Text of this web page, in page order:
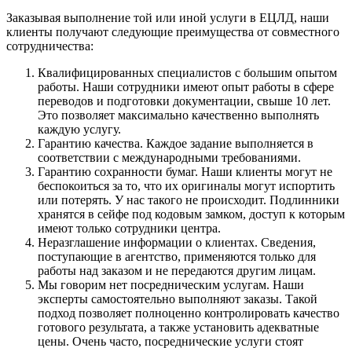
Заказывая выполнение той или иной услуги в ЕЦЛД, наши
клиенты получают следующие преимущества от совместного
сотрудничества:
Квалифицированных специалистов с большим опытом
работы. Наши сотрудники имеют опыт работы в сфере
переводов и подготовки документации, свыше 10 лет.
Это позволяет максимально качественно выполнять
каждую услугу.
Гарантию качества. Каждое задание выполняется в
соответствии с международными требованиями.
Гарантию сохранности бумаг. Наши клиенты могут не
беспокоиться за то, что их оригиналы могут испортить
или потерять. У нас такого не происходит. Подлинники
хранятся в сейфе под кодовым замком, доступ к которым
имеют только сотрудники центра.
Неразглашение информации о клиентах. Сведения,
поступающие в агентство, применяются только для
работы над заказом и не передаются другим лицам.
Мы говорим нет посредническим услугам. Наши
эксперты самостоятельно выполняют заказы. Такой
подход позволяет полноценно контролировать качество
готового результата, а также установить адекватные
цены. Очень часто, посреднические услуги стоят